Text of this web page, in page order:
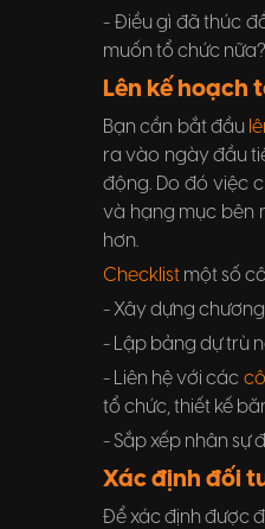
- Điều gì đã thúc
muốn tổ chức nữa?
Lên kế hoạch
Bạn cần bắt đầu
ra vào ngày đầu
động. Do đó việc
và hạng mục bên
hơn.
Checklist một số
- Xây dựng
- Lập bảng dự trù
- Liên hệ với các
tổ chức, thiết kế
- Sắp xếp nhân sự
Xác định đối
Để xác định được